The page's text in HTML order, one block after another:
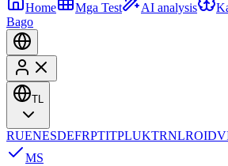
Home
Mga Test AI analysis
Bago
TL
RUENESDEFRPTITPLUKTRNLROID
MS